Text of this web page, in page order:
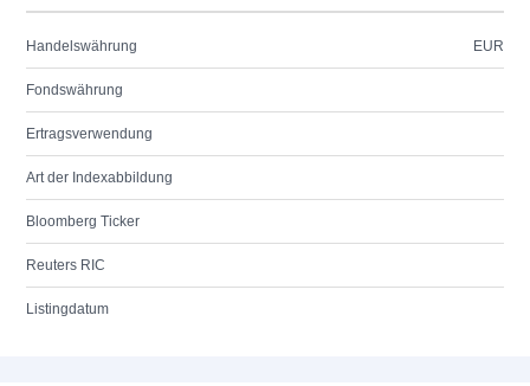
Handelswährung EUR
Fondswährung
Ertragsverwendung
Art der Indexabbildung
Bloomberg Ticker
Reuters RIC
Listingdatum